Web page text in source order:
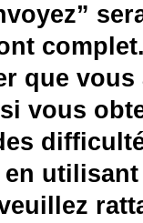
que
vous